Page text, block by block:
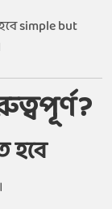
simple but
হবে